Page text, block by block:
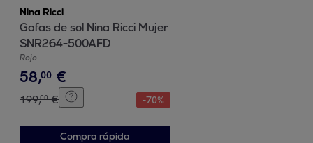
Nina Ricci
Gafas de sol Nina Ricci Mujer
SNR264-500AFD
Rojo
58,00 €
199,00 € -70%
Compra rápida